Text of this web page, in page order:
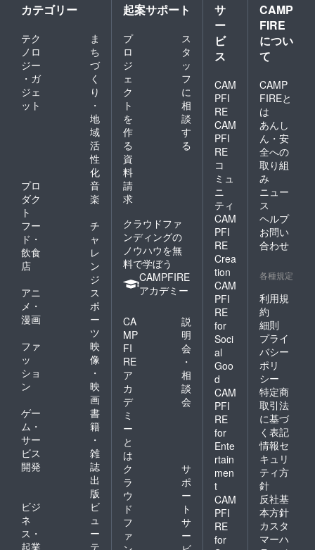
カテゴリー
テク
ノロ
ジー
・ガ
ジェ
ット
ま
ち
づ
く
り
・
地
域
活
性
化
プロ
ダク
ト
音
楽
フー
ド・
飲食
店
チ
ャ
レ
ン
ジ
アニ
メ・
漫画
ス
ポ
ー
ツ
ファ
ッ
ショ
ン
映
像
・
映
画
ゲー
ム・
サー
ビス
開発
書
籍
・
雑
誌
出
版
ビジ
ネ
ス・
起業
ビ
ュ
ー
テ
起案サポート
プ
ロ
ジ
ェ
ク
ト
を
作
る
ス
タ
ッ
フ
に
相
談
す
る
資
料
請
求
クラウドファ
ンディングの
ノウハウを無
料で学ぼう
CAMPFIRE
アカデミー
CA
MP
FI
RE
ア
カ
デ
ミ
ー
と
は
説
明
会
・
相
談
会
ク
ラ
ウ
ド
フ
ァ
サ
ポ
ー
ト
サ
ー
サ
ー
ビ
ス
CAM
PFI
RE
CAM
PFI
RE
コ
ミュ
ニ
ティ
CAM
PFI
RE
Crea
tion
CAM
PFI
RE
for
Soci
al
Goo
d
CAM
PFI
RE
for
Ente
rtain
men
t
CAM
PFI
RE
for
CAMP
FIRE
につい
て
CAMP
FIREと
は
あんし
ん・安
全への
取り組
み
ニュー
ス
ヘルプ
お問い
合わせ
各種規定
利用規
約
細則
プライ
バシー
ポリ
シー
特定商
取引法
に基づ
く表記
情報セ
キュリ
ティ方
針
反社基
本方針
カスタ
マーハ